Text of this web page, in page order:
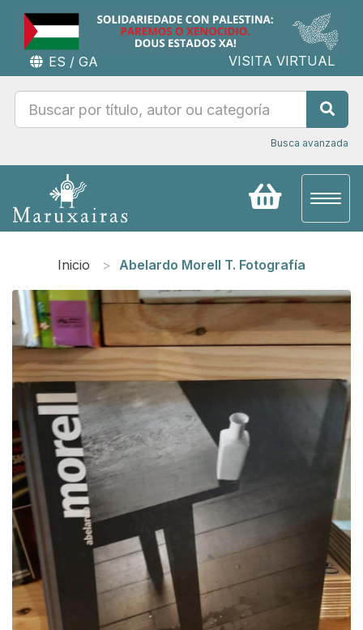
ES / GA VISITA VIRTUAL
Busca avanzada
Inicio Abelardo Morell T. Fotografía